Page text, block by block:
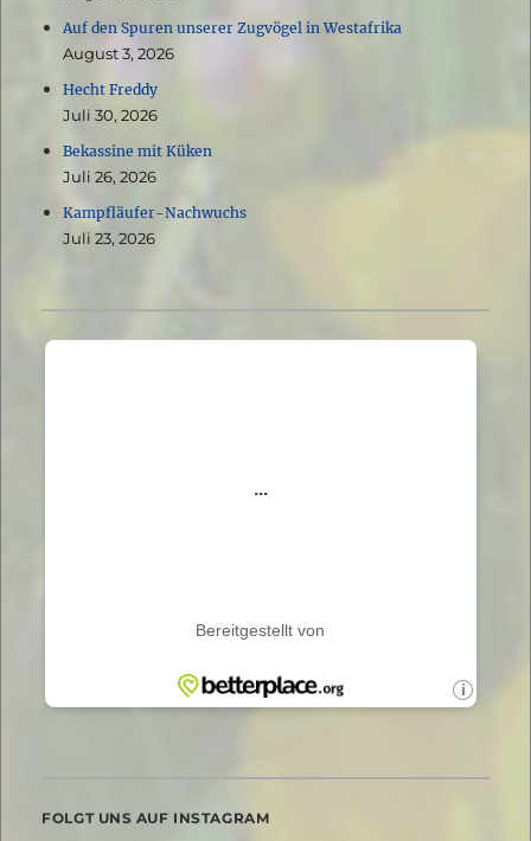
Auf den Spuren unserer Zugvögel in Westafrika
August 3, 2026
Hecht Freddy
Juli 30, 2026
Bekassine mit Küken
Juli 26, 2026
Kampfläufer-Nachwuchs
Juli 23, 2026
FOLGT UNS AUF INSTAGRAM